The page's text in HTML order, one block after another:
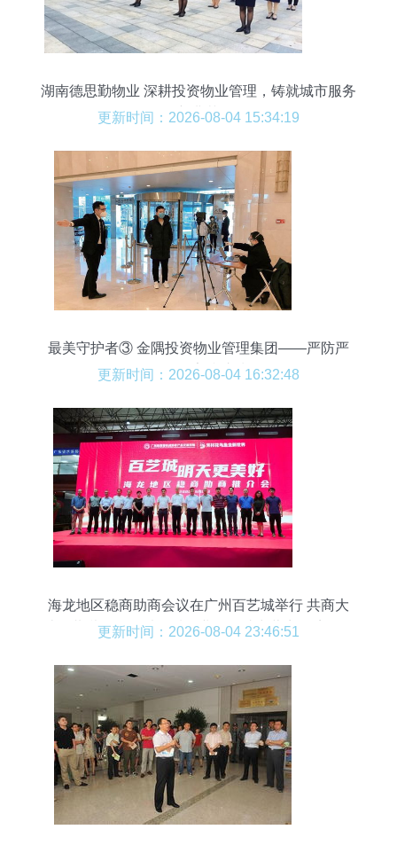
湖南德思勤物业 深耕投资物业管理，铸就城市服务
新典范
更新时间：2026-08-04 15:34:19
最美守护者③ 金隅投资物业管理集团——严防严
控，筑牢防护墙
更新时间：2026-08-04 16:32:48
海龙地区稳商助商会议在广州百艺城举行 共商大
计、共谋发展，以优质物业管理助力营商环境优化
更新时间：2026-08-04 23:46:51